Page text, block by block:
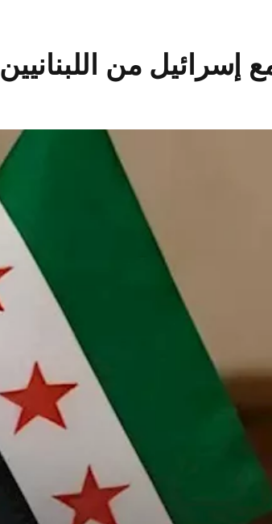
إسرائيل من اللبنانيين